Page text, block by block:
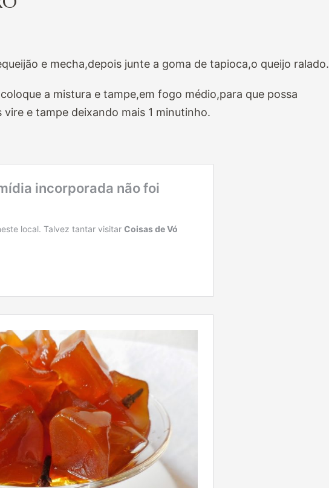
e mecha,depois junte a goma de tapioca,o queijo ralado.
a mistura e tampe,em fogo médio,para que possa
e tampe deixando mais 1 minutinho.